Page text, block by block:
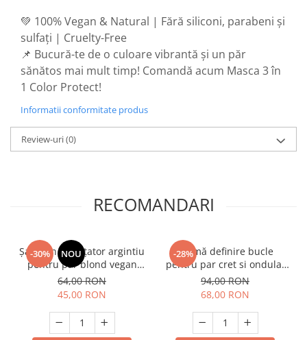
💚 100% Vegan & Natural | Fără siliconi, parabeni și
sulfați | Cruelty-Free
📌 Bucură-te de o culoare vibrantă și un păr
sănătos mai mult timp! Comandă acum Masca 3 în
1 Color Protect!
Informatii conformitate produs
Review-uri(0)
RECOMANDARI
-30% NOU
Șampon nuanțator argintiu
pentru păr blond vegan
100% natural 250 ml
64,00 RON
45,00 RON
-28%
Cremă definire bucle
pentru par cret si ondulat
Illumyno 300 ml
94,00 RON
68,00 RON